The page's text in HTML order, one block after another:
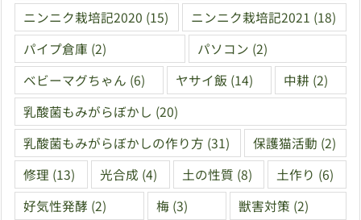
ニンニク栽培記2020 (15) ニンニク栽培記2021 (18)
パイプ倉庫 (2) パソコン (2)
ベビーマグちゃん (6) ヤサイ飯 (14) 中耕 (2)
乳酸菌もみがらぼかし (20)
乳酸菌もみがらぼかしの作り方 (31) 保護猫活動 (2)
修理 (13) 光合成 (4) 土の性質 (8) 土作り (6)
好気性発酵 (2) 梅 (3) 獣害対策 (2)